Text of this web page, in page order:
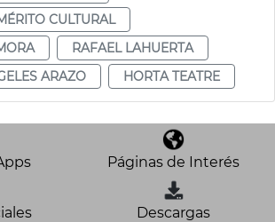
CULTURAL
RAFAEL LAHUERTA
ARAZO
HORTA TEATRE
Páginas de Interés
Descargas